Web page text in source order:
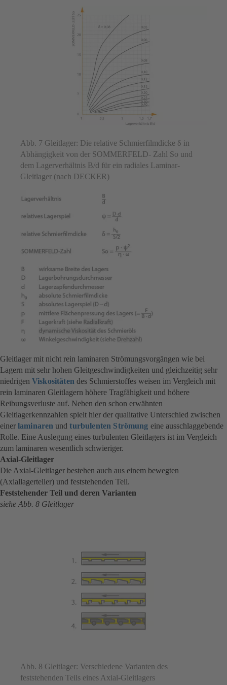
Abb. 7 Gleitlager: Die relative Schmierfilmdicke δ in
Abhängigkeit von der SOMMERFELD- Zahl So und
dem Lagerverhältnis B/d für ein radiales Laminar-
Gleitlager (nach DECKER)
Gleitlager mit nicht rein laminaren Strömungsvorgängen wie bei
Lagern mit sehr hohen Gleitgeschwindigkeiten und gleichzeitig sehr
niedrigen Viskositäten des Schmierstoffes weisen im Vergleich mit
rein laminaren Gleitlagern höhere Tragfähigkeit und höhere
Reibungsverluste auf. Neben den schon erwähnten
Gleitlagerkennzahlen spielt hier der qualitative Unterschied zwischen
einer laminaren undturbulenten Strömung eine ausschlaggebende
Rolle. Eine Auslegung eines turbulenten Gleitlagers ist im Vergleich
zum laminaren wesentlich schwieriger.
Axial-Gleitlager
Die Axial-Gleitlager bestehen auch aus einem bewegten
(Axiallagerteller) und feststehenden Teil.
Feststehender Teil und deren Varianten
siehe Abb. 8 Gleitlager
Abb. 8 Gleitlager: Verschiedene Varianten des
feststehenden Teils eines Axial-Gleitlagers